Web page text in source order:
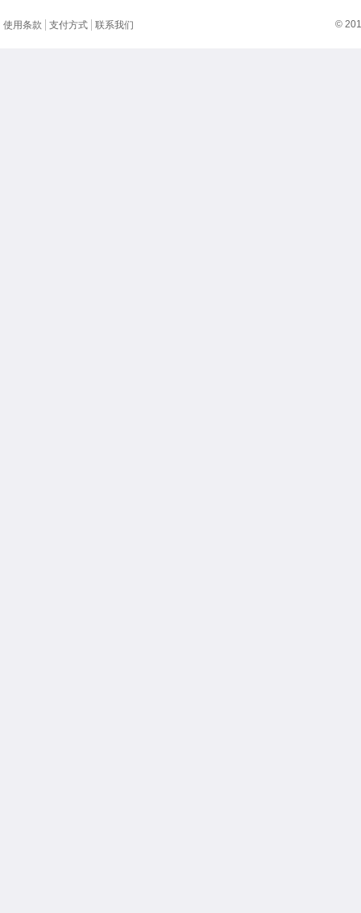
©
使用条款 支付方式 联系我们